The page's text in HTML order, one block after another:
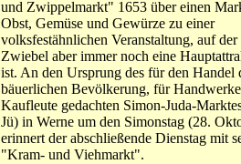
und Zwippelmarkt" 1653 über einen
Obst, Gemüse und Gewürze zu einer
volksfestähnlichen Veranstaltung, auf der
Zwiebel aber immer noch eine
ist. An den Ursprung des für den Handel
bäuerlichen Bevölkerung, für
Kaufleute gedachten Simon-Juda-
Jü) in Werne um den Simonstag (28.
erinnert der abschließende Dienstag mit
"Kram- und Viehmarkt".